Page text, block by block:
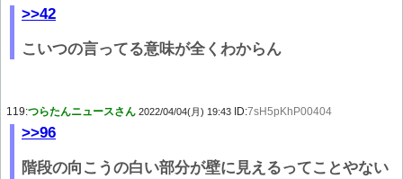
>>42
こいつの言ってる意味が全くわからん
119:つらたんニュースさん 2022/04/04(月) 19:43 ID:7sH5pKhP00404
>>96
階段の向こうの白い部分が壁に見えるってことやない